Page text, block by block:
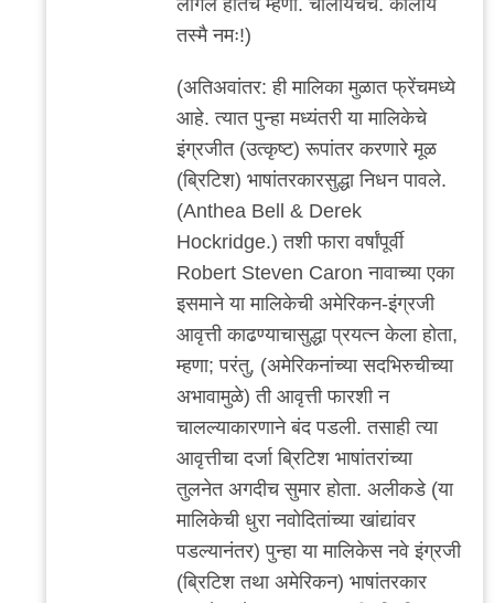
तस्मै नमः!)
(अतिअवांतर: ही मालिका मुळात फ्रेंचमध्ये
आहे. त्यात पुन्हा मध्यंतरी या मालिकेचे
इंग्रजीत (उत्कृष्ट) रूपांतर करणारे मूळ
(ब्रिटिश) भाषांतरकारसुद्धा निधन पावले.
(Anthea Bell & Derek
Hockridge.) तशी फारा वर्षांपूर्वी
Robert Steven Caron नावाच्या एका
इसमाने या मालिकेची अमेरिकन-इंग्रजी
आवृत्ती काढण्याचासुद्धा प्रयत्न केला होता,
म्हणा; परंतु, (अमेरिकनांच्या सदभिरुचीच्या
अभावामुळे) ती आवृत्ती फारशी न
चालल्याकारणाने बंद पडली. तसाही त्या
आवृत्तीचा दर्जा ब्रिटिश भाषांतरांच्या
तुलनेत अगदीच सुमार होता. अलीकडे (या
मालिकेची धुरा नवोदितांच्या खांद्यांवर
पडल्यानंतर) पुन्हा या मालिकेस नवे इंग्रजी
(ब्रिटिश तथा अमेरिकन) भाषांतरकार